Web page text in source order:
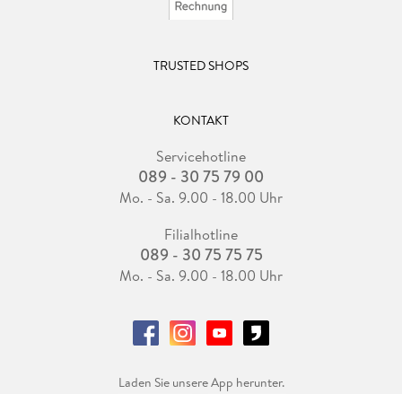
TRUSTED SHOPS
KONTAKT
Servicehotline
089 - 30 75 79 00
Mo. - Sa. 9.00 - 18.00 Uhr
Filialhotline
089 - 30 75 75 75
Mo. - Sa. 9.00 - 18.00 Uhr
Laden Sie unsere App herunter.